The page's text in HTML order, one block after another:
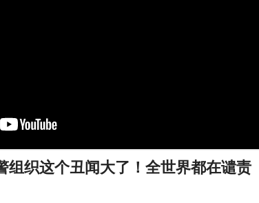
组织这个丑闻大了！全世界都在谴责